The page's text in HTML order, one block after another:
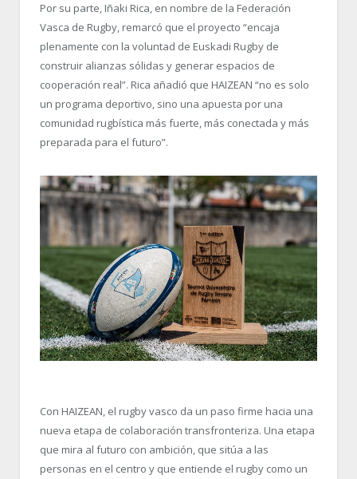
Por su parte, Iñaki Rica, en nombre de la Federación
Vasca de Rugby, remarcó que el proyecto “encaja
plenamente con la voluntad de Euskadi Rugby de
construir alianzas sólidas y generar espacios de
cooperación real”. Rica añadió que HAIZEAN “no es solo
un programa deportivo, sino una apuesta por una
comunidad rugbística más fuerte, más conectada y más
preparada para el futuro”.
Con HAIZEAN, el rugby vasco da un paso firme hacia una
nueva etapa de colaboración transfronteriza. Una etapa
que mira al futuro con ambición, que sitúa a las
personas en el centro y que entiende el rugby como un